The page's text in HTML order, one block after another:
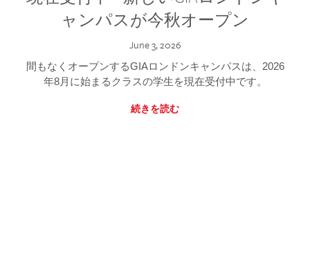
ャンパスが今秋オープン
June 3, 2026
間もなくオープンするGIAロンドンキャンパスは、2026
年8月に始まるクラスの学生を現在受付中です。
続きを読む